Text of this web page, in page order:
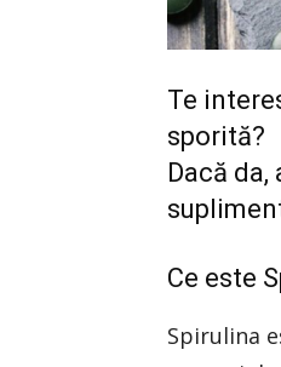
Te
sporită?
Dacă
Ce este
Spirulina